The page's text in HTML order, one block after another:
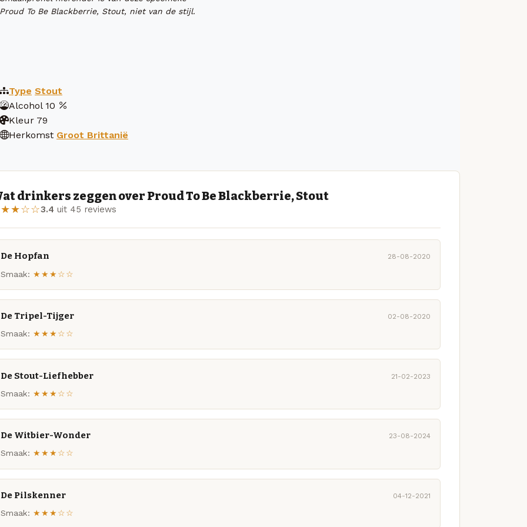
Proud To Be Blackberrie, Stout, niet van de stijl.
Type Stout
Alcohol 10
Kleur 79
Herkomst Groot Brittanië
drinkers zeggen over Proud To Be Blackberrie, Stout
3.4 uit 45 reviews
De Hopfan 28-08-2020
Smaak: ★★★☆☆
De Tripel-Tijger 02-08-2020
Smaak: ★★★☆☆
De Stout-Liefhebber 21-02-2023
Smaak: ★★★☆☆
De Witbier-Wonder 23-08-2024
Smaak: ★★★☆☆
De Pilskenner 04-12-2021
Smaak: ★★★☆☆